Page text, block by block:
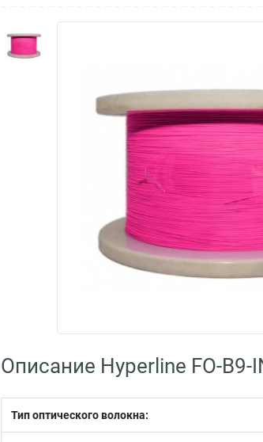
Описание Hyperline FO-B9-
Тип оптического волокна: